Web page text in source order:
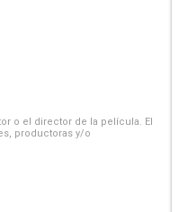
o el director de la película. El
productoras y/o